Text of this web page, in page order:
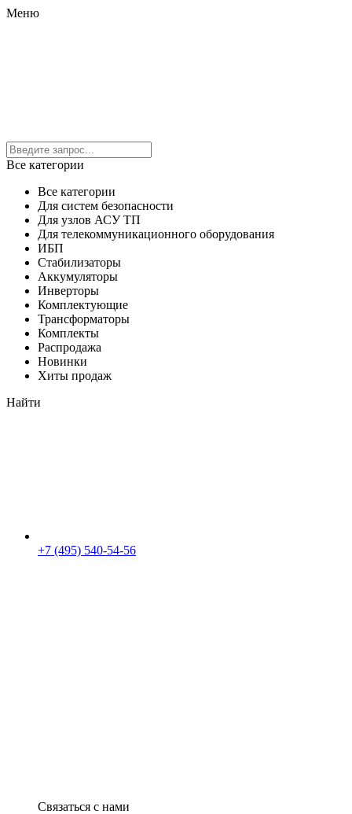
Меню
Все категории
Все категории
Для систем безопасности
Для узлов АСУ ТП
Для телекоммуникационного оборудования
ИБП
Стабилизаторы
Аккумуляторы
Инверторы
Комплектующие
Трансформаторы
Комплекты
Распродажа
Новинки
Хиты продаж
Найти
+7 (495) 540-54-56
Связаться с нами